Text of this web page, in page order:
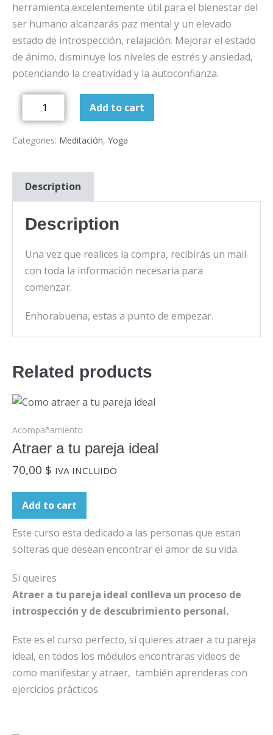
herramienta excelentemente útil para el bienestar del
ser humano alcanzarás paz mental y un elevado
estado de introspección, relajación. Mejorar el estado
de ánimo, disminuye los niveles de estrés y ansiedad,
potenciando la creatividad y la autoconfianza.
Add to cart
Categories: Meditación, Yoga
Description
Description
Una vez que realices la compra, recibirás un mail
con toda la información necesaria para
comenzar.
Enhorabuena, estas a punto de empezar.
Related products
Acompañamiento
Atraer a tu pareja ideal
70,00 $ IVA INCLUIDO
Add to cart
Este curso esta dedicado a las personas que estan
solteras que desean encontrar el amor de su vida.
Si queires
Atraer a tu pareja ideal conlleva un proceso de
introspección y de descubrimiento personal.
Este es el curso perfecto, si quieres atraer a tu pareja
ideal, en todos los módulos encontraras videos de
como manifestar y atraer, también aprenderas con
ejercicios prácticos.